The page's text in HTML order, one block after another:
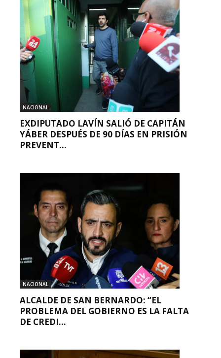
NACIONAL
EXDIPUTADO LAVÍN SALIÓ DE CAPITÁN
YÁBER DESPUÉS DE 90 DÍAS EN PRISIÓN
PREVENT...
NACIONAL
ALCALDE DE SAN BERNARDO: “EL
PROBLEMA DEL GOBIERNO ES LA FALTA
DE CREDI...